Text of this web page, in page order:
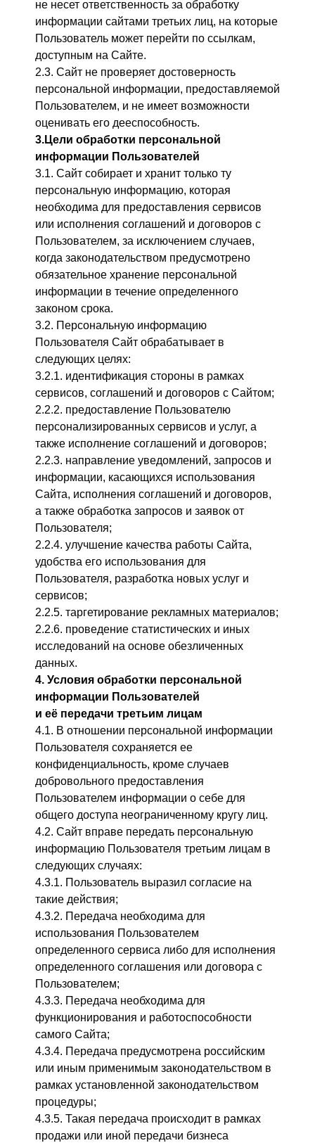
не несет ответственность за обработку
информации сайтами третьих лиц, на которые
Пользователь может перейти по ссылкам,
доступным на Сайте.
2.3. Сайт не проверяет достоверность
персональной информации, предоставляемой
Пользователем, и не имеет возможности
оценивать его дееспособность.
3.Цели обработки персональной
информации Пользователей
3.1. Сайт собирает и хранит только ту
персональную информацию, которая
необходима для предоставления сервисов
или исполнения соглашений и договоров с
Пользователем, за исключением случаев,
когда законодательством предусмотрено
обязательное хранение персональной
информации в течение определенного
законом срока.
3.2. Персональную информацию
Пользователя Сайт обрабатывает в
следующих целях:
3.2.1. идентификация стороны в рамках
сервисов, соглашений и договоров с Сайтом;
2.2.2. предоставление Пользователю
персонализированных сервисов и услуг, а
также исполнение соглашений и договоров;
2.2.3. направление уведомлений, запросов и
информации, касающихся использования
Сайта, исполнения соглашений и договоров,
а также обработка запросов и заявок от
Пользователя;
2.2.4. улучшение качества работы Сайта,
удобства его использования для
Пользователя, разработка новых услуг и
сервисов;
2.2.5. таргетирование рекламных материалов;
2.2.6. проведение статистических и иных
исследований на основе обезличенных
данных.
4. Условия обработки персональной
информации Пользователей
и её передачи третьим лицам
4.1. В отношении персональной информации
Пользователя сохраняется ее
конфиденциальность, кроме случаев
добровольного предоставления
Пользователем информации о себе для
общего доступа неограниченному кругу лиц.
4.2. Сайт вправе передать персональную
информацию Пользователя третьим лицам в
следующих случаях:
4.3.1. Пользователь выразил согласие на
такие действия;
4.3.2. Передача необходима для
использования Пользователем
определенного сервиса либо для исполнения
определенного соглашения или договора с
Пользователем;
4.3.3. Передача необходима для
функционирования и работоспособности
самого Сайта;
4.3.4. Передача предусмотрена российским
или иным применимым законодательством в
рамках установленной законодательством
процедуры;
4.3.5. Такая передача происходит в рамках
продажи или иной передачи бизнеса